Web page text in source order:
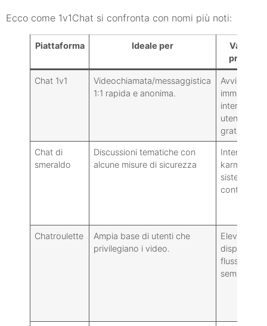
Ecco come 1v1Chat si confronta con nomi più noti:
Piattaforma Ideale per
Vantaggi
principali
Chat 1v1
Videochiamata/messaggistica
1:1 rapida e anonima.
Avvio
immediato,
interfaccia
utente
gratuito
Chat di
smeraldo
Discussioni tematiche con
alcune misure di sicurezza
Interessi,
karma,
sistema di
conti
Chatroulette
Ampia base di utenti che
privilegiano i video.
Elevata
flusso
semplice